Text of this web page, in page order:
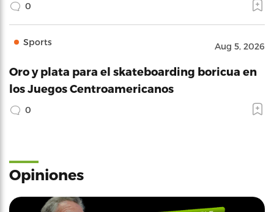
0
Sports Aug 5, 2026
Oro y plata para el skateboarding boricua en
los Juegos Centroamericanos
0
Opiniones